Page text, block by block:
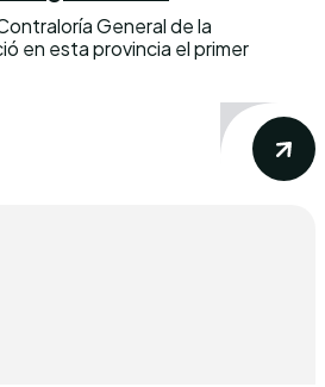
General de la
en esta provincia el primer